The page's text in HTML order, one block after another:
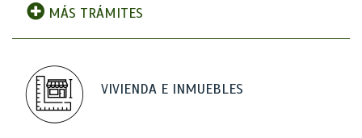
MÁS TRÁMITES
VIVIENDA E INMUEBLES